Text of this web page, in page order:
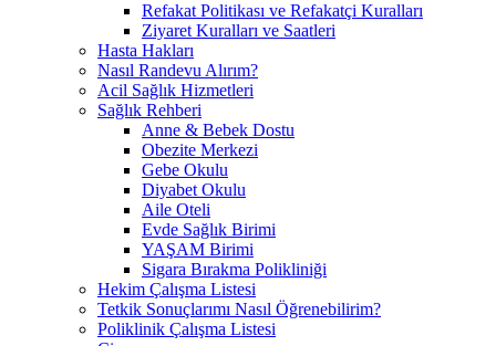
Refakat Politikası ve Refakatçi Kuralları
Ziyaret Kuralları ve Saatleri
Hasta Hakları
Nasıl Randevu Alırım?
Acil Sağlık Hizmetleri
Sağlık Rehberi
Anne & Bebek Dostu
Obezite Merkezi
Gebe Okulu
Diyabet Okulu
Aile Oteli
Evde Sağlık Birimi
YAŞAM Birimi
Sigara Bırakma Polikliniği
Hekim Çalışma Listesi
Tetkik Sonuçlarımı Nasıl Öğrenebilirim?
Poliklinik Çalışma Listesi